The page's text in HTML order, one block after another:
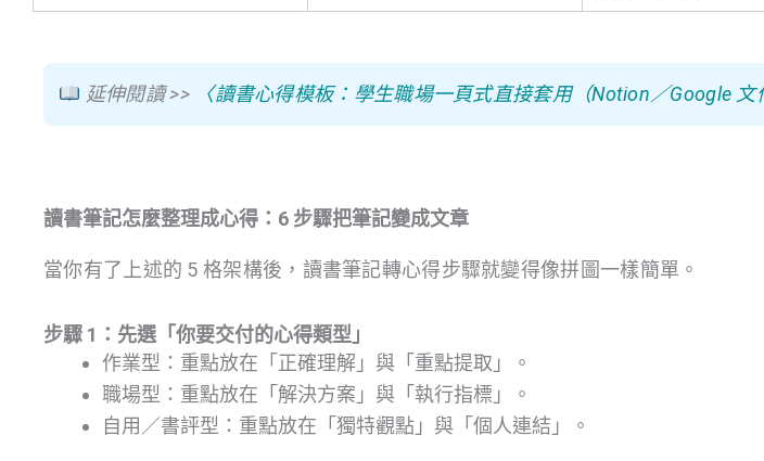
延伸閱讀 >> 〈讀書心得模板：學生職場一頁式直接套用（Notion／Google 文
讀書筆記怎麼整理成心得：6 步驟把筆記變成文章
當你有了上述的 5 格架構後，讀書筆記轉心得步驟就變得像拼圖一樣簡單。
步驟 1：先選「你要交付的心得類型」
作業型：重點放在「正確理解」與「重點提取」。
職場型：重點放在「解決方案」與「執行指標」。
自用／書評型：重點放在「獨特觀點」與「個人連結」。